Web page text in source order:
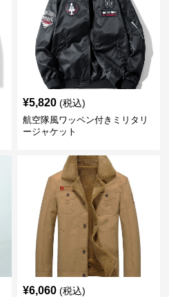
¥5,820 (税込)
航空隊風ワッペン付きミリタリ
ージャケット
¥6,060 (税込)